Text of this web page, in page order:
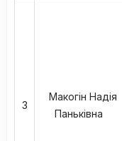
3
Макогін Надія
Паньківна